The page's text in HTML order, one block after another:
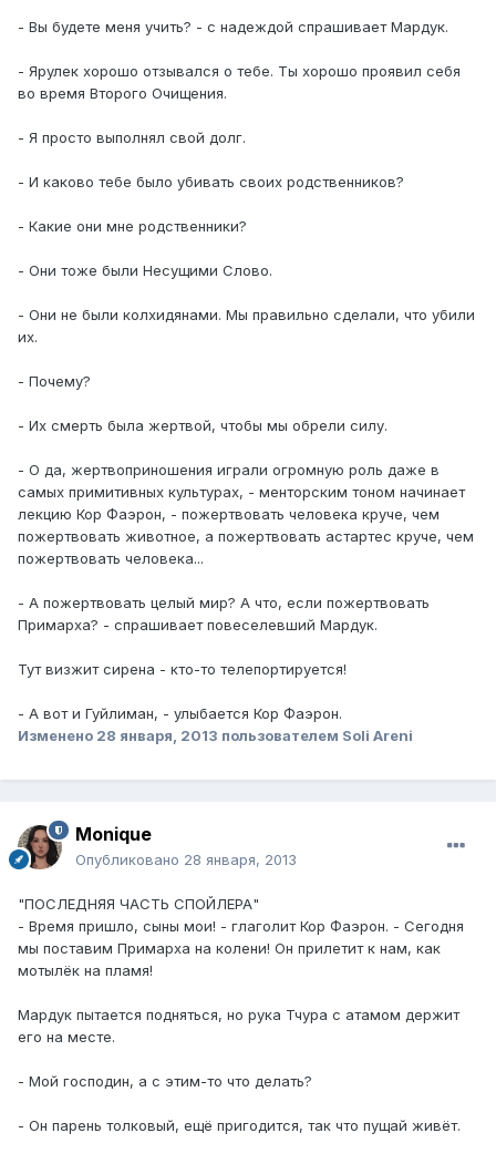
- Вы будете меня учить? - с надеждой спрашивает Мардук.
- Ярулек хорошо отзывался о тебе. Ты хорошо проявил себя
во время Второго Очищения.
- Я просто выполнял свой долг.
- И каково тебе было убивать своих родственников?
- Какие они мне родственники?
- Они тоже были Несущими Слово.
- Они не были колхидянами. Мы правильно сделали, что убили
их.
- Почему?
- Их смерть была жертвой, чтобы мы обрели силу.
- О да, жертвоприношения играли огромную роль даже в
самых примитивных культурах, - менторским тоном начинает
лекцию Кор Фаэрон, - пожертвовать человека круче, чем
пожертвовать животное, а пожертвовать астартес круче, чем
пожертвовать человека...
- А пожертвовать целый мир? А что, если пожертвовать
Примарха? - спрашивает повеселевший Мардук.
Тут визжит сирена - кто-то телепортируется!
- А вот и Гуйлиман, - улыбается Кор Фаэрон.
Изменено 28 января, 2013 пользователем Soli Areni
Monique
Опубликовано 28 января, 2013
"ПОСЛЕДНЯЯ ЧАСТЬ СПОЙЛЕРА"
- Время пришло, сыны мои! - глаголит Кор Фаэрон. - Сегодня
мы поставим Примарха на колени! Он прилетит к нам, как
мотылёк на пламя!
Мардук пытается подняться, но рука Тчура с атамом держит
его на месте.
- Мой господин, а с этим-то что делать?
- Он парень толковый, ещё пригодится, так что пущай живёт.